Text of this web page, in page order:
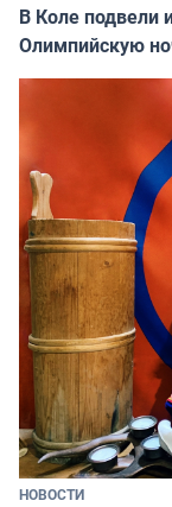
В Коле подвели
Олимпийскую
НОВОСТИ